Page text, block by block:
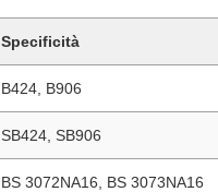
Specificità
B424, B906
SB424, SB906
BS 3072NA16, BS 3073NA16